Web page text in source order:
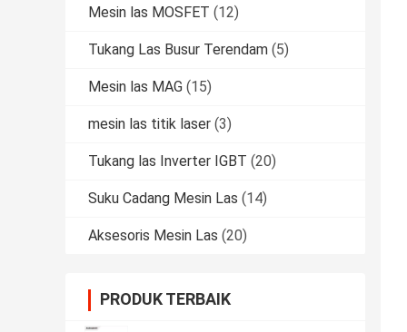
Mesin las MOSFET (12)
Tukang Las Busur Terendam (5)
Mesin las MAG (15)
mesin las titik laser (3)
Tukang las Inverter IGBT (20)
Suku Cadang Mesin Las (14)
Aksesoris Mesin Las (20)
PRODUK TERBAIK